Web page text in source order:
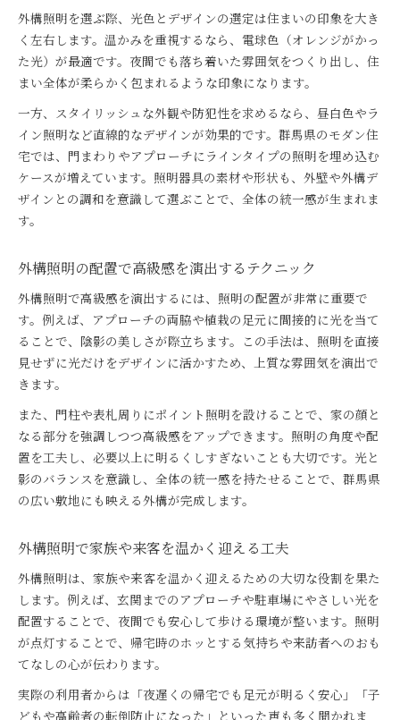
外構照明を選ぶ際、光色とデザインの選定は住まいの印象を大き
く左右します。温かみを重視するなら、電球色（オレンジがかっ
た光）が最適です。夜間でも落ち着いた雰囲気をつくり出し、住
まい全体が柔らかく包まれるような印象になります。
一方、スタイリッシュな外観や防犯性を求めるなら、昼白色やラ
イン照明など直線的なデザインが効果的です。群馬県のモダン住
宅では、門まわりやアプローチにラインタイプの照明を埋め込む
ケースが増えています。照明器具の素材や形状も、外壁や外構デ
ザインとの調和を意識して選ぶことで、全体の統一感が生まれま
す。
外構照明の配置で高級感を演出するテクニック
外構照明で高級感を演出するには、照明の配置が非常に重要で
す。例えば、アプローチの両脇や植栽の足元に間接的に光を当て
ることで、陰影の美しさが際立ちます。この手法は、照明を直接
見せずに光だけをデザインに活かすため、上質な雰囲気を演出で
きます。
また、門柱や表札周りにポイント照明を設けることで、家の顔と
なる部分を強調しつつ高級感をアップできます。照明の角度や配
置を工夫し、必要以上に明るくしすぎないことも大切です。光と
影のバランスを意識し、全体の統一感を持たせることで、群馬県
の広い敷地にも映える外構が完成します。
外構照明で家族や来客を温かく迎える工夫
外構照明は、家族や来客を温かく迎えるための大切な役割を果た
します。例えば、玄関までのアプローチや駐車場にやさしい光を
配置することで、夜間でも安心して歩ける環境が整います。照明
が点灯することで、帰宅時のホッとする気持ちや来訪者へのおも
てなしの心が伝わります。
実際の利用者からは「夜遅くの帰宅でも足元が明るく安心」「子
どもや高齢者の転倒防止になった」といった声も多く聞かれま